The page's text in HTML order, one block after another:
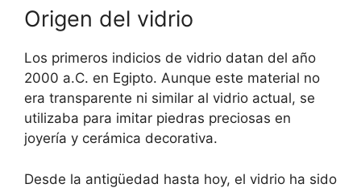
Origen del vidrio
Los primeros indicios de vidrio datan del año
2000 a.C. en Egipto. Aunque este material no
era transparente ni similar al vidrio actual, se
utilizaba para imitar piedras preciosas en
joyería y cerámica decorativa.
Desde la antigüedad hasta hoy, el vidrio ha sido